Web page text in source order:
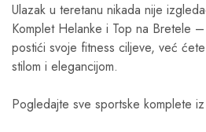
Ulazak u teretanu nikada nije
Komplet Helanke i Top na Bretele
postići svoje fitness ciljeve, već
stilom i elegancijom.
Pogledajte sve sportske komplete